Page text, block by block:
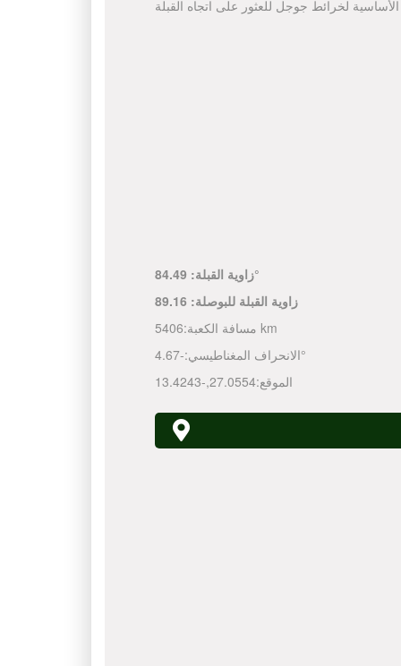
زاوية القبلة:84.49°
زاوية القبلة للبوصلة: 89.16
مسافة الكعبة: 5406 km
الانحراف المغناطيسي:-4.67°
الموقع:27.0554
,
-13.4243